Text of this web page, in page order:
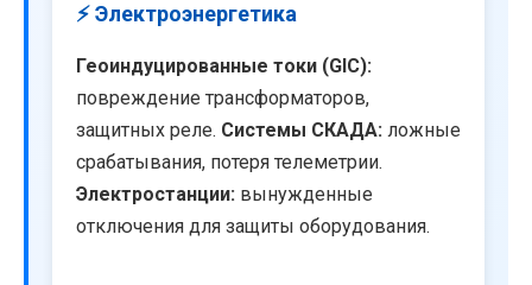
⚡ Электроэнергетика
Геоиндуцированные токи (GIC):
повреждение трансформаторов,
защитных реле. Системы СКАДА: ложные
срабатывания, потеря телеметрии.
Электростанции: вынужденные
отключения для защиты оборудования.